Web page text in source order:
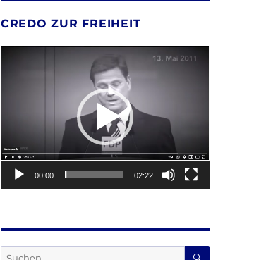
CREDO ZUR FREIHEIT
00:00 02:22
Suche
SUCHEN